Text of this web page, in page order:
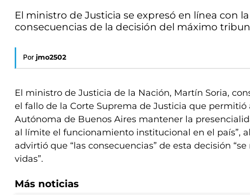
El ministro de Justicia se expresó en línea con
consecuencias de la decisión del máximo
Por jmo2502
El ministro de Justicia de la Nación, Martín Soria,
el fallo de la Corte Suprema de Justicia que permitió
Autónoma de Buenos Aires mantener la
al límite el funcionamiento institucional en el país”,
advirtió que “las consecuencias” de esta decisión
vidas”.
Más noticias